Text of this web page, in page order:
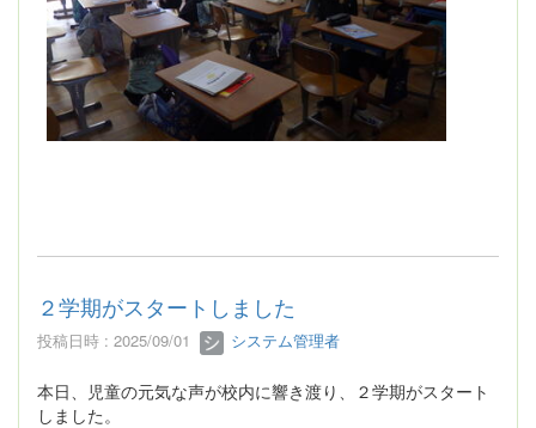
２学期がスタートしました
投稿日時 : 2025/09/01 システム管理者
本日、児童の元気な声が校内に響き渡り、２学期がスタート
しました。